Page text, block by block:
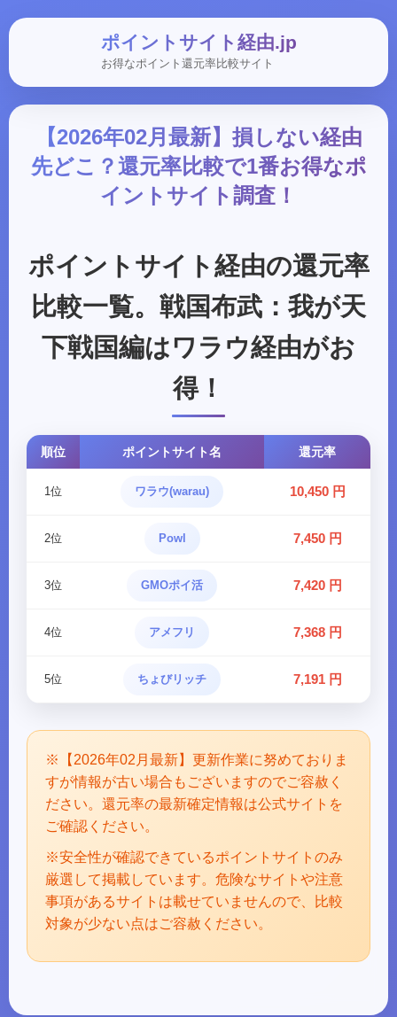
ポイントサイト経由.jp
お得なポイント還元率比較サイト
【2026年02月最新】損しない経由
先どこ？還元率比較で1番お得なポ
イントサイト調査！
ポイントサイト経由の還元率
比較一覧。戦国布武：我が天
下戦国編はワラウ経由がお
得！
順位 ポイントサイト名 還元率
1位 ワラウ(warau) 10,450 円
2位 Powl 7,450 円
3位 GMOポイ活 7,420 円
4位 アメフリ 7,368 円
5位 ちょびリッチ 7,191 円
※【2026年02月最新】更新作業に努めておりま
すが情報が古い場合もございますのでご容赦く
ださい。還元率の最新確定情報は公式サイトを
ご確認ください。
※安全性が確認できているポイントサイトのみ
厳選して掲載しています。危険なサイトや注意
事項があるサイトは載せていませんので、比較
対象が少ない点はご容赦ください。